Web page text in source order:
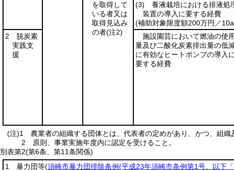
を取得して
いる者又は
取得見込み
の者(注2)
(3) 養液栽培における排液処
装置の導入に要する経費
(補助対象限度額200万円／
2 脱炭素
実践支
援
施設園芸において燃油の使用
量及び二酸化炭素排出量の低
に有効なヒートポンプの導入に
要する経費
(注)1 農業者の組織する団体とは、代表者の定めがあり、かつ、組織
2 原則、事業実施年度内に認定を受けること。
別表第2(第6条、第11条関係)
1 暴力団等(須崎市暴力団排除条例(平成23年須崎市条例第1号。以下